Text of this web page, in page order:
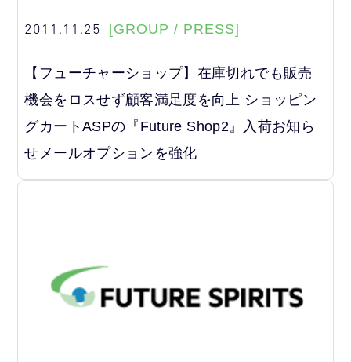
2011.11.25 [GROUP / PRESS]
【フューチャーショップ】在庫切れでも販売
機会をロスせず顧客満足度を向上 ショッピン
グカートASPの『Future Shop2』入荷お知ら
せメールオプションを強化